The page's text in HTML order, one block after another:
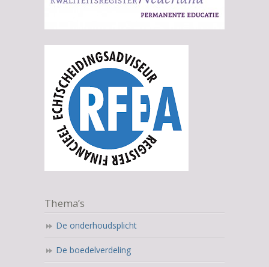
Thema’s
De onderhoudsplicht
De boedelverdeling